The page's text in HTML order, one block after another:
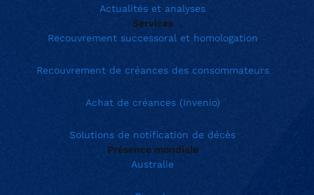
Actualités et analyses
Services
Recouvrement successoral et homologation
Recouvrement de créances des consommateurs
Achat de créances (Invenio)
Solutions de notification de décès
Présence mondiale
Australie